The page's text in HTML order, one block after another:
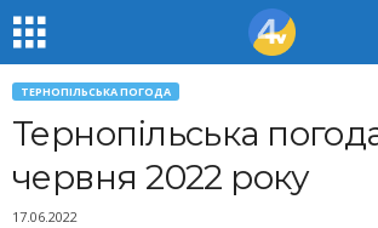
ТЕРНОПІЛЬСЬКА ПОГОДА
Тернопільська
червня 2022 року
17.06.2022